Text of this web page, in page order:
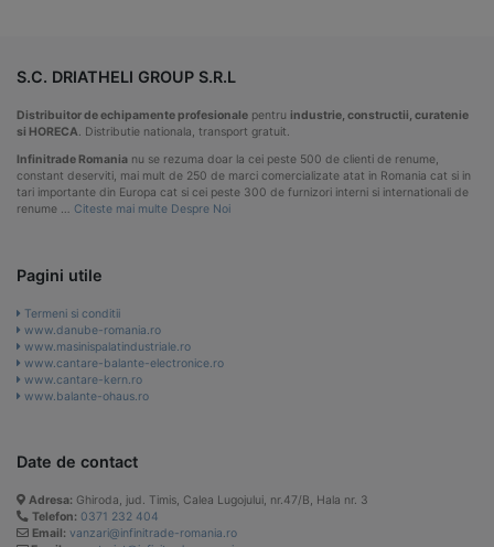
S.C. DRIATHELI GROUP S.R.L
Distribuitor de echipamente profesionale pentru industrie, constructii, curatenie
si HORECA. Distributie nationala, transport gratuit.
Infinitrade Romania nu se rezuma doar la cei peste 500 de clienti de renume,
constant deserviti, mai mult de 250 de marci comercializate atat in Romania cat si in
tari importante din Europa cat si cei peste 300 de furnizori interni si internationali de
renume … Citeste mai multe Despre Noi
Pagini utile
Termeni si conditii
www.danube-romania.ro
www.masinispalatindustriale.ro
www.cantare-balante-electronice.ro
www.cantare-kern.ro
www.balante-ohaus.ro
Date de contact
Adresa: Ghiroda, jud. Timis, Calea Lugojului, nr.47/B, Hala nr. 3
Telefon: 0371 232 404
Email: vanzari@infinitrade-romania.ro